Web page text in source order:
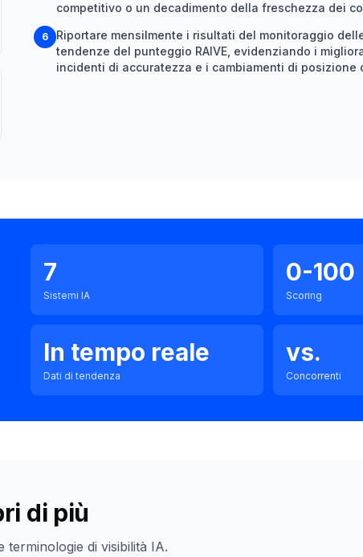
competitivo o un decadimento della freschezza dei
6
Riportare mensilmente i risultati del monitoraggio
tendenze del punteggio RAIVE, evidenziando i
incidenti di accuratezza e i cambiamenti di posizione
7
Sistemi IA
0-100
Scoring
In tempo reale
Dati di tendenza
vs.
Concorrenti
di più
terminologie di visibilità IA.